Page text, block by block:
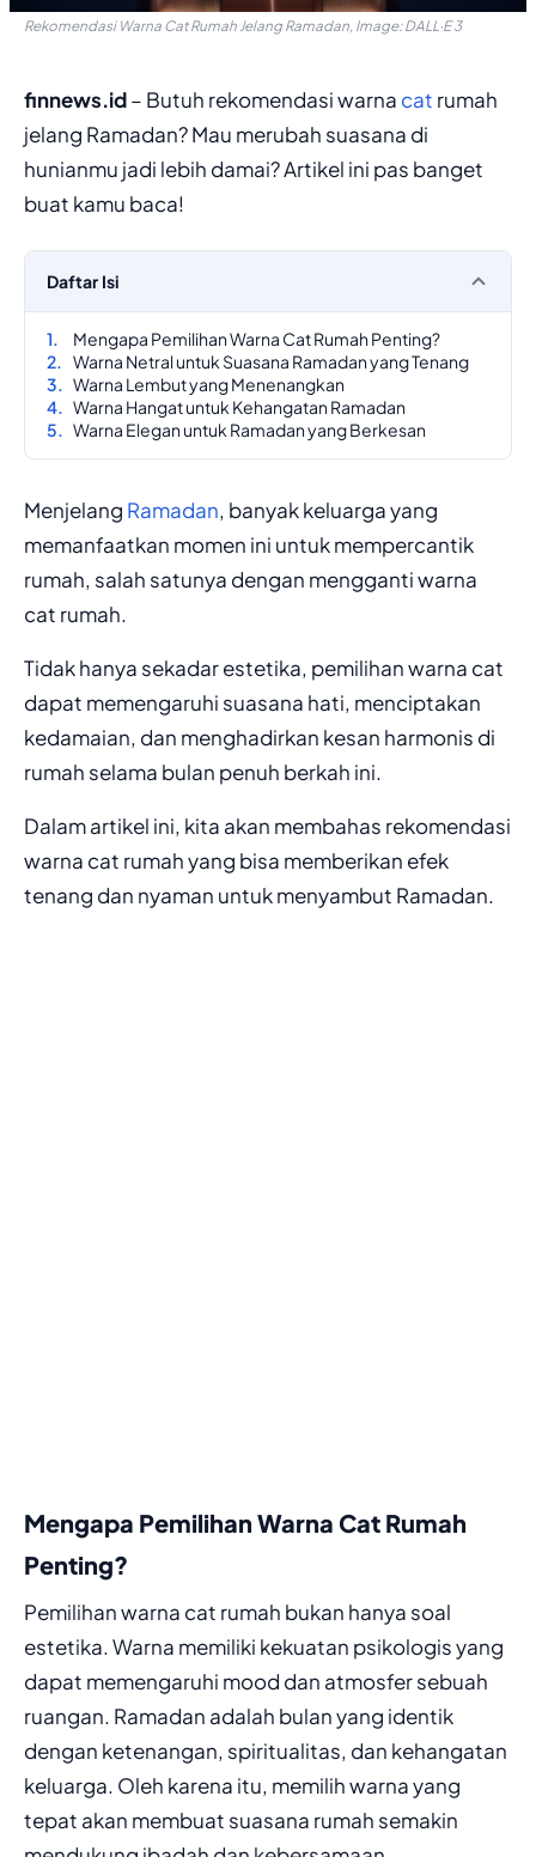
Rekomendasi Warna Cat Rumah Jelang Ramadan, Image: DALL·E 3
finnews.id– Butuh rekomendasi warna cat rumah
jelang Ramadan? Mau merubah suasana di
hunianmu jadi lebih damai? Artikel ini pas banget
buat kamu baca!
Daftar Isi
Mengapa Pemilihan Warna Cat Rumah Penting?
Warna Netral untuk Suasana Ramadan yang Tenang
Warna Lembut yang Menenangkan
Warna Hangat untuk Kehangatan Ramadan
Warna Elegan untuk Ramadan yang Berkesan
Menjelang Ramadan, banyak keluarga yang
memanfaatkan momen ini untuk mempercantik
rumah, salah satunya dengan mengganti warna
cat rumah.
Tidak hanya sekadar estetika, pemilihan warna cat
dapat memengaruhi suasana hati, menciptakan
kedamaian, dan menghadirkan kesan harmonis di
rumah selama bulan penuh berkah ini.
Dalam artikel ini, kita akan membahas rekomendasi
warna cat rumah yang bisa memberikan efek
tenang dan nyaman untuk menyambut Ramadan.
Mengapa Pemilihan Warna Cat Rumah
Penting?
Pemilihan warna cat rumah bukan hanya soal
estetika. Warna memiliki kekuatan psikologis yang
dapat memengaruhi mood dan atmosfer sebuah
ruangan. Ramadan adalah bulan yang identik
dengan ketenangan, spiritualitas, dan kehangatan
keluarga. Oleh karena itu, memilih warna yang
tepat akan membuat suasana rumah semakin